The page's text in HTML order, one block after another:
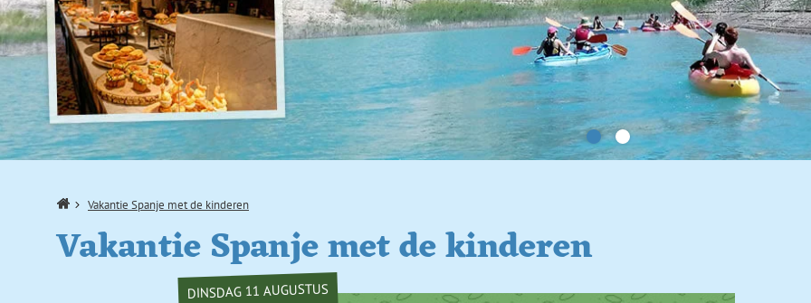
Home Vakantie Spanje met de kinderen
Vakantie Spanje met de kinderen
DINSDAG 11 AUGUSTUS